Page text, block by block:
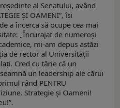
al Senatului, având
ȘI OAMENI”, își
a încerca să ocupe cea mai
„Încurajat de numeroși
mi-am depus astăzi
de rector al Universității
Cred cu tărie că un
un leadership ale cărui
rând PENTRU
Strategie și Oameni!